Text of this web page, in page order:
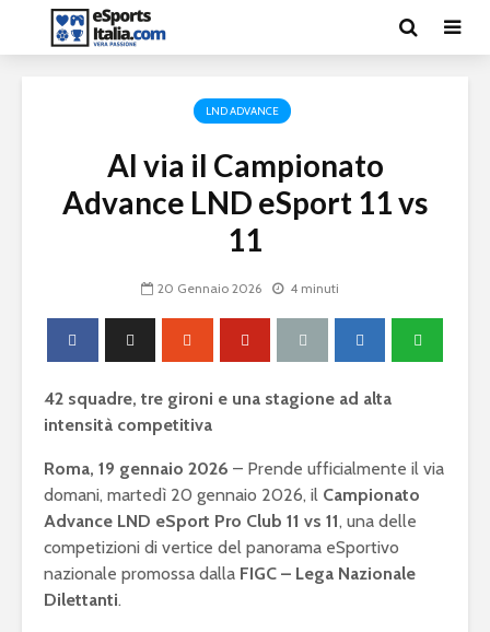
LND ADVANCE
Al via il Campionato
Advance LND eSport 11 vs
11
20 Gennaio 2026 4 minuti
42 squadre, tre gironi e una stagione ad alta
intensità competitiva
Roma, 19 gennaio 2026 – Prende ufficialmente il via
domani, martedì 20 gennaio 2026, il Campionato
Advance LND eSport Pro Club 11 vs 11, una delle
competizioni di vertice del panorama eSportivo
nazionale promossa dalla FIGC – Lega Nazionale
Dilettanti.